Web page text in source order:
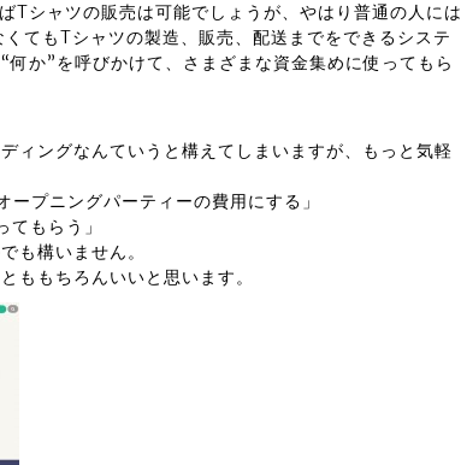
Tシャツの販売は可能でしょうが、やはり普通の人には
てもTシャツの製造、販売、配送までをできるシステ
か”を呼びかけて、さまざまな資金集めに使ってもら
ィングなんていうと構えてしまいますが、もっと気軽
ープニングパーティーの費用にする」
もらう」
も構いません。
ももちろんいいと思います。